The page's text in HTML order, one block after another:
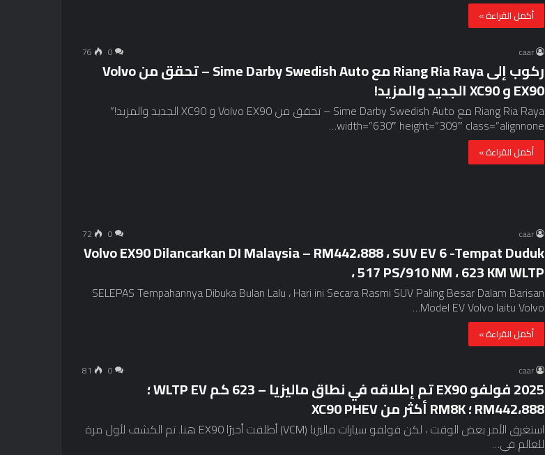
أكمل القراءة »
caar
0
76
ركوب إلى Riang Ria Raya مع Sime Darby Swedish Auto – تحقق من Volvo
EX90 و XC90 الجديد والمزيد!
Riang Ria Raya مع Sime Darby Swedish Auto – تحقق من Volvo EX90 و XC90 الجديد والمزيد!”
width=”630″ height=”309″ class=”alignnone…
أكمل القراءة »
caar
0
72
Volvo EX90 Dilancarkan DI Malaysia – RM442،888 ، SUV EV 6 -Tempat Duduk
، 517 PS/910 NM ، 623 KM WLTP
SELEPAS Tempahannya Dibuka Bulan Lalu ، Hari ini Secara Rasmi SUV Paling Besar Dalam Barisan
Model EV Volvo Iaitu Volvo…
أكمل القراءة »
caar
0
81
2025 فولفو EX90 تم إطلاقه في نطاق ماليزيا – 623 كم WLTP EV ؛
RM442،888 ؛ RM8K أكثر من XC90 PHEV
استغرق الأمر بعض الوقت ، لكن فولفو سيارات ماليزيا (VCM) أطلقت أخيرًا EX90 هنا. تم الكشف لأول مرة
للعالم في…